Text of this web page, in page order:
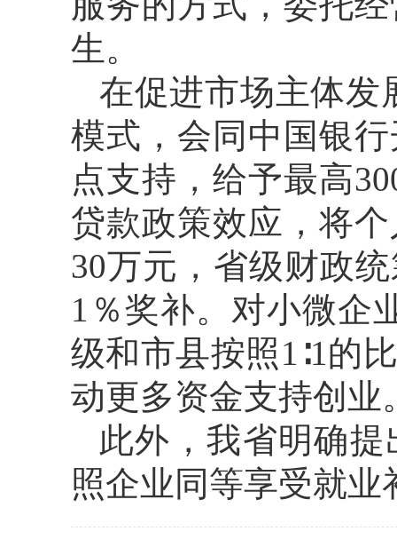
生。
在促进市场主体发
模式，会同中国银
点支持，给予最高
贷款政策效应，将
30万元，省级财政
1％奖补。对小微企
级和市县按照1∶1的
动更多资金支持创业
此外，我省明确
照企业同等享受就业